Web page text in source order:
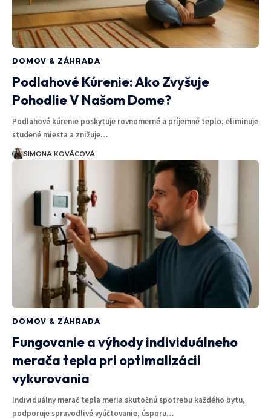
DOMOV & ZÁHRADA
Podlahové Kúrenie: Ako Zvyšuje
Pohodlie V Našom Dome?
Podlahové kúrenie poskytuje rovnomerné a príjemné teplo, eliminuje
studené miesta a znižuje…
SIMONA KOVÁCOVÁ
DOMOV & ZÁHRADA
Fungovanie a výhody individuálneho
merača tepla pri optimalizácii
vykurovania
Individuálny merač tepla meria skutočnú spotrebu každého bytu,
podporuje spravodlivé vyúčtovanie, úsporu…